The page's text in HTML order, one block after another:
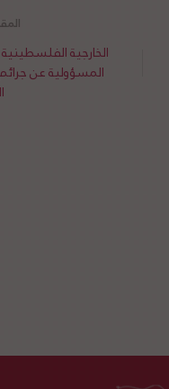
الخارجية
المسؤولية عن